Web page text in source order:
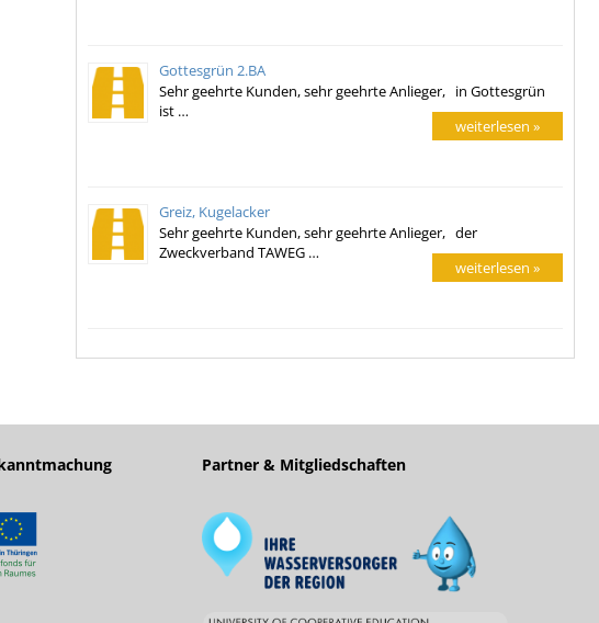
Gottesgrün 2.BA
Sehr geehrte Kunden, sehr geehrte Anlieger, in Gottesgrün
ist …
weiterlesen »
Greiz, Kugelacker
Sehr geehrte Kunden, sehr geehrte Anlieger, der
Zweckverband TAWEG …
weiterlesen »
Partner & Mitgliedschaften